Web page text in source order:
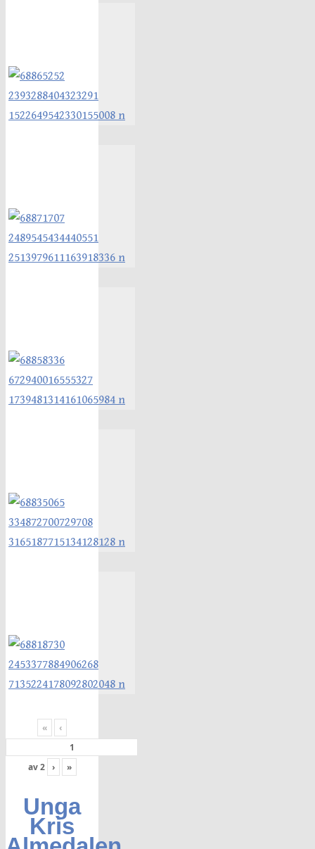
« ‹
av2 › »
Unga
Kris